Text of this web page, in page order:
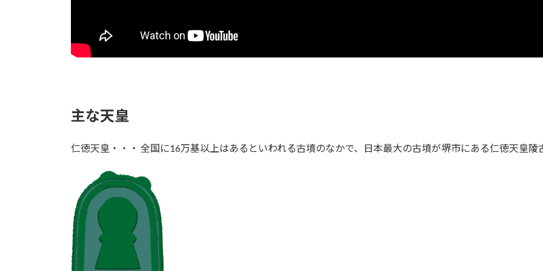
主な天皇
仁徳天皇・・・ 全国に16万基以上はあるといわれる古墳のなかで、日本最大の古墳が堺市にある仁徳天皇陵